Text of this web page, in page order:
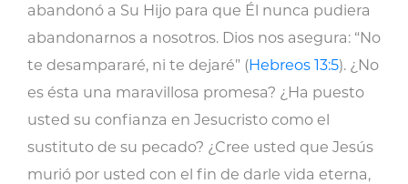
abandonó a Su Hijo para que Él nunca pudiera
abandonarnos a nosotros. Dios nos asegura: “No
te desampararé, ni te dejaré” (Hebreos 13:5). ¿No
es ésta una maravillosa promesa? ¿Ha puesto
usted su confianza en Jesucristo como el
sustituto de su pecado? ¿Cree usted que Jesús
murió por usted con el fin de darle vida eterna,